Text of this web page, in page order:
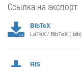
Ссылка на экспорт
BibTeX
LaTeX / BibTeX (.bib)
RIS